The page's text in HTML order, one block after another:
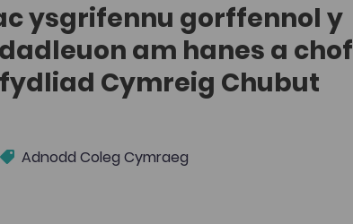
ysgrifennu gorffennol y
am hanes a chof
Cymreig Chubut
Adnodd Coleg Cymraeg